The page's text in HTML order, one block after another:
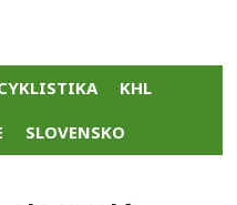
KHL
SLOVENSKO